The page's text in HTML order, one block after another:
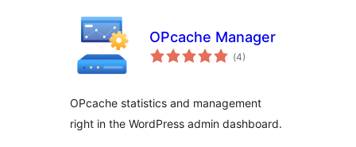
OPcache Manager
(Totalt
antal
4)
OPcache statistics and management
right in the WordPress admin dashboard.